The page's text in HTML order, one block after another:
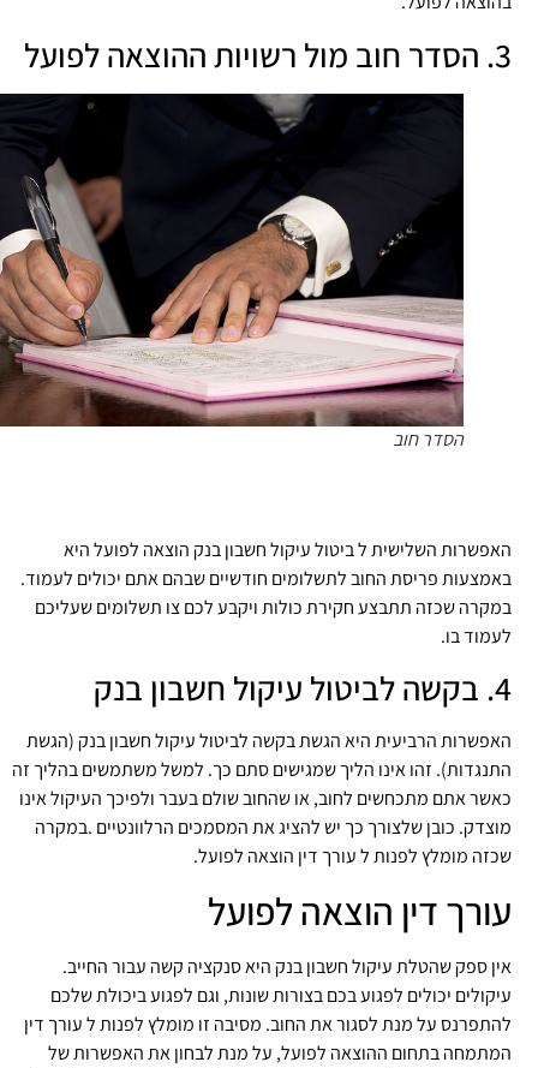
הסדר חוב
השלישית ל ביטול עיקול חשבון בנק הוצאה לפועל היא
פריסת החוב לתשלומים חודשיים שבהם אתם יכולים לעמוד.
שכזה תתבצע חקירת כולות ויקבע לכם צו תשלומים שעליכם
בו.
הרביעית היא הגשת בקשה לביטול עיקול חשבון בנק (הגשת
זהו אינו הליך שמגישים סתם כך. למשל משתמשים בהליך זה
אתם מתכחשים לחוב, או שהחוב שולם בעבר ולפיכך העיקול אינו
כובן שלצורך כך יש להציג את המסמכים הרלוונטיים .במקרה
מומלץ לפנות ל עורך דין הוצאה לפועל.
דין הוצאה לפועל
ספק שהטלת עיקול חשבון בנק היא סנקציה קשה עבור החייב.
יכולים לפגוע בכם בצורות שונות, וגם לפגוע ביכולת שלכם
על מנת לסגור את החוב. מסיבה זו מומלץ לפנות ל עורך דין
בתחום ההוצאה לפועל, על מנת לבחון את האפשרות של